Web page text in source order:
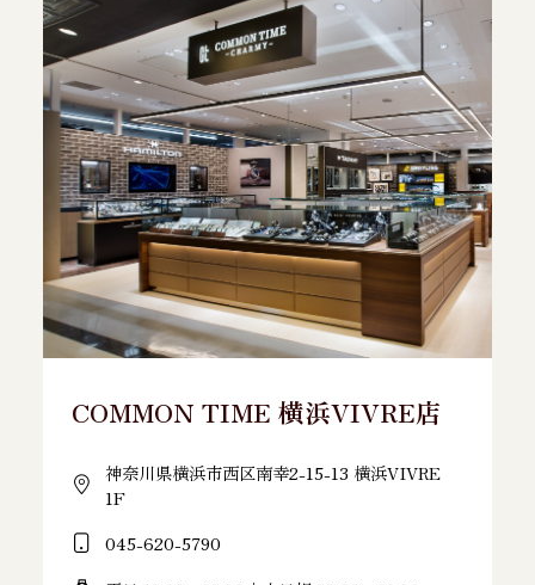
COMMON TIME 横浜VIVRE店
神奈川県横浜市西区南幸2-15-13 横浜VIVRE
1F
045-620-5790